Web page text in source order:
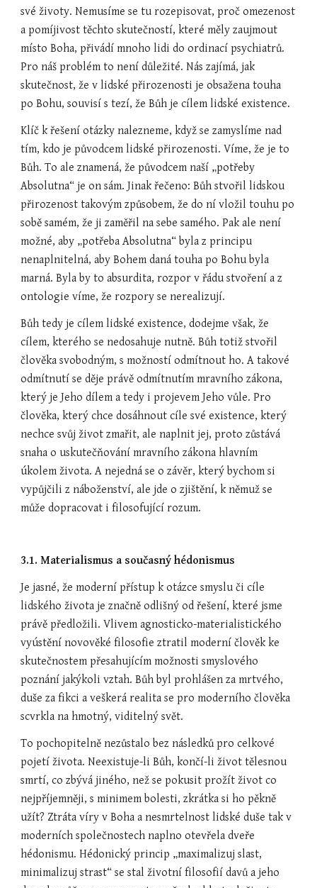
své životy. Nemusíme se tu rozepisovat, proč omezenost
a pomíjivost těchto skutečností, které měly zaujmout
místo Boha, přivádí mnoho lidi do ordinací psychiatrů.
Pro náš problém to není důležité. Nás zajímá, jak
skutečnost, že v lidské přirozenosti je obsažena touha
po Bohu, souvisí s tezí, že Bůh je cílem lidské existence.
Klíč k řešení otázky nalezneme, když se zamyslíme nad
tím, kdo je původcem lidské přirozenosti. Víme, že je to
Bůh. To ale znamená, že původcem naší „potřeby
Absolutna“ je on sám. Jinak řečeno: Bůh stvořil lidskou
přirozenost takovým způsobem, že do ní vložil touhu po
sobě samém, že ji zaměřil na sebe samého. Pak ale není
možné, aby „potřeba Absolutna“ byla z principu
nenaplnitelná, aby Bohem daná touha po Bohu byla
marná. Byla by to absurdita, rozpor v řádu stvoření a z
ontologie víme, že rozpory se nerealizují.
Bůh tedy je cílem lidské existence, dodejme však, že
cílem, kterého se nedosahuje nutně. Bůh totiž stvořil
člověka svobodným, s možností odmítnout ho. A takové
odmítnutí se děje právě odmítnutím mravního zákona,
který je Jeho dílem a tedy i projevem Jeho vůle. Pro
člověka, který chce dosáhnout cíle své existence, který
nechce svůj život zmařit, ale naplnit jej, proto zůstává
snaha o uskutečňování mravního zákona hlavním
úkolem života. A nejedná se o závěr, který bychom si
vypůjčili z náboženství, ale jde o zjištění, k němuž se
může dopracovat i filosofující rozum.
3.1. Materialismus a současný hédonismus
Je jasné, že moderní přístup k otázce smyslu či cíle
lidského života je značně odlišný od řešení, které jsme
právě předložili. Vlivem agnosticko-materialistického
vyústění novověké filosofie ztratil moderní člověk ke
skutečnostem přesahujícím možnosti smyslového
poznání jakýkoli vztah. Bůh byl prohlášen za mrtvého,
duše za fikci a veškerá realita se pro moderního člověka
scvrkla na hmotný, viditelný svět.
To pochopitelně nezůstalo bez následků pro celkové
pojetí života. Neexistuje-li Bůh, končí-li život tělesnou
smrtí, co zbývá jiného, než se pokusit prožít život co
nejpříjemněji, s minimem bolesti, zkrátka si ho pěkně
užít? Ztráta víry v Boha a nesmrtelnost lidské duše tak v
moderních společnostech naplno otevřela dveře
hédonismu. Hédonický princip „maximalizuj slast,
minimalizuj strast“ se stal životní filosofií davů a jeho